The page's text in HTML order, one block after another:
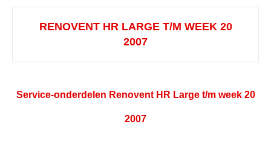
RENOVENT HR LARGE T/M WEEK 20
2007
Service-onderdelen Renovent HR Large t/m week 20
2007